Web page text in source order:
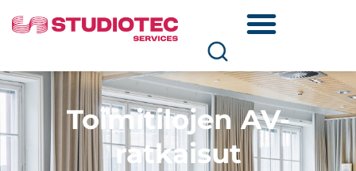
Toimitilojen AV-
ratkaisut